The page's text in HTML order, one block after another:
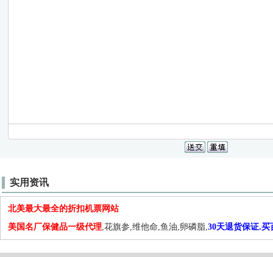
实用资讯
北美最大最全的折扣机票网站
美国名厂保健品一级代理,花旗参,维他命,鱼油,卵磷脂,30天退货保证.买